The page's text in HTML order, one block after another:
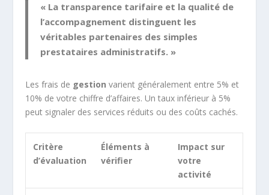
« La transparence tarifaire et la qualité de
l’accompagnement distinguent les
véritables partenaires des simples
prestataires administratifs. »
Les frais de gestion varient généralement entre 5% et
10% de votre chiffre d’affaires. Un taux inférieur à 5%
peut signaler des services réduits ou des coûts cachés.
Critère
d’évaluation
Éléments à
vérifier
Impact sur
votre
activité